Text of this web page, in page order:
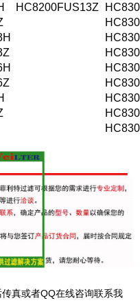
HC8200FUS13Z
真或者QQ在线咨询联系我